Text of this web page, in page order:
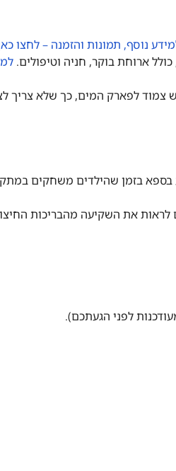
נוסף, תמונות והזמנה – לחצו
ארוחת בוקר, חניה וטיפולים.
צמוד לפארק המים, כך שלא
בספא בזמן שהילדים משחקים
לראות את השקיעה מהבריכות